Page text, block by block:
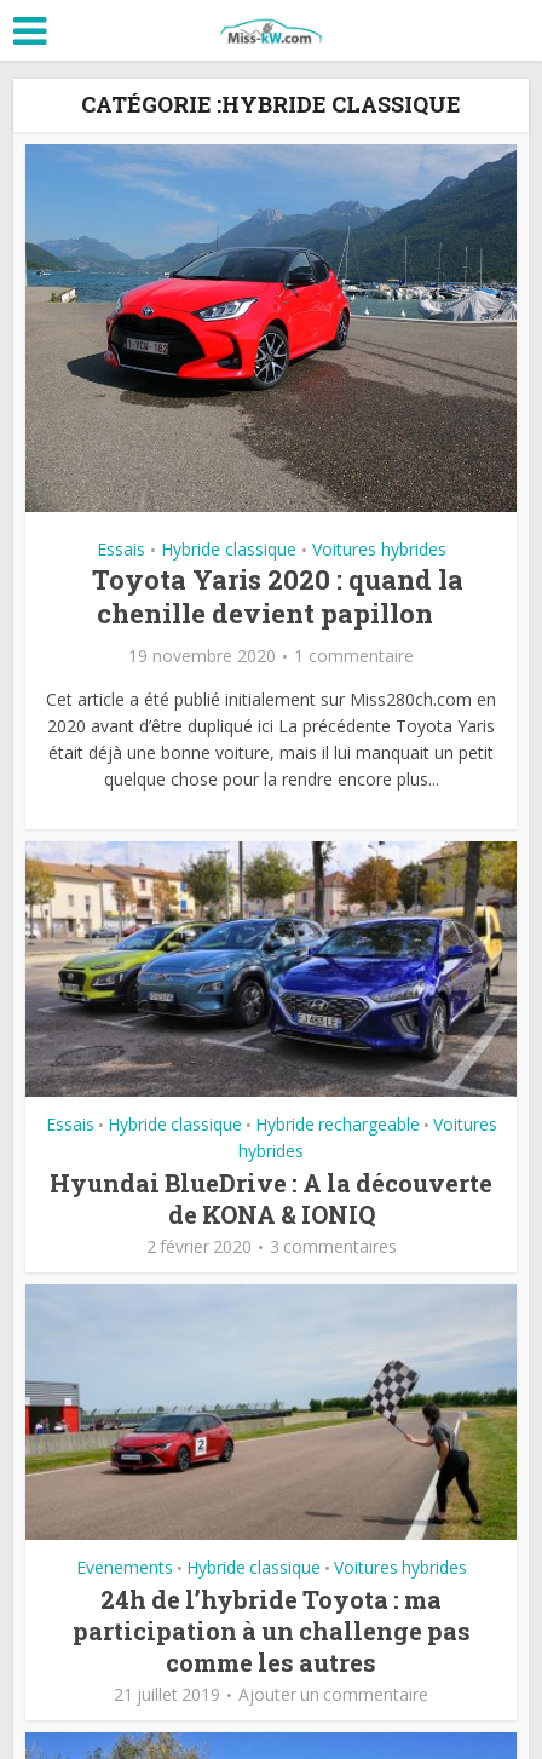
CATÉGORIE :HYBRIDE CLASSIQUE
Essais • Hybride classique • Voitures hybrides
Toyota Yaris 2020 : quand la
chenille devient papillon
19 novembre 2020
1 commentaire
Cet article a été publié initialement sur Miss280ch.com en
2020 avant d’être dupliqué ici La précédente Toyota Yaris
était déjà une bonne voiture, mais il lui manquait un petit
quelque chose pour la rendre encore plus...
Essais • Hybride classique • Hybride rechargeable • Voitures
hybrides
Hyundai BlueDrive : A la découverte
de KONA & IONIQ
2 février 2020 3 commentaires
Evenements • Hybride classique • Voitures hybrides
24h de l’hybride Toyota : ma
participation à un challenge pas
comme les autres
21 juillet 2019 Ajouter un commentaire